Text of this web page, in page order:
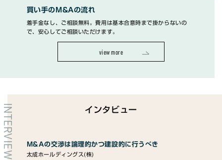
買い手のM&Aの流れ
着手金なし、ご相談無料。費用は基本合意時まで掛からないの
で、安心してご相談いただけます。
view more
INTERVIEW インタビュー
に行うべき